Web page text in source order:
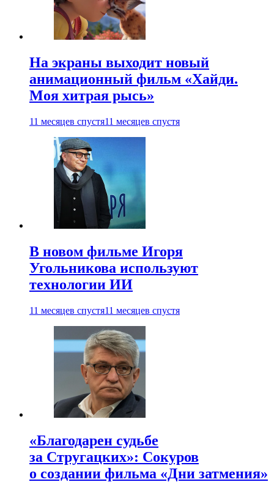
На экраны выходит новый
анимационный фильм «Хайди.
Моя хитрая рысь»
11 месяцев спустя11 месяцев спустя
В новом фильме Игоря
Угольникова используют
технологии ИИ
11 месяцев спустя11 месяцев спустя
«Благодарен судьбе
за Стругацких»: Сокуров
о создании фильма «Дни затмения»